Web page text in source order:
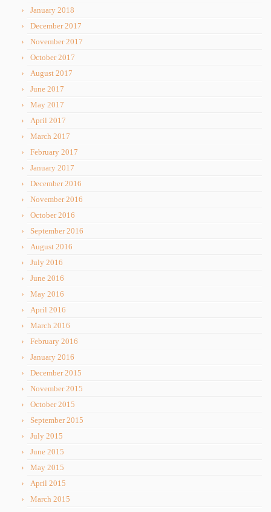
January 2018
December 2017
November 2017
October 2017
August 2017
June 2017
May 2017
April 2017
March 2017
February 2017
January 2017
December 2016
November 2016
October 2016
September 2016
August 2016
July 2016
June 2016
May 2016
April 2016
March 2016
February 2016
January 2016
December 2015
November 2015
October 2015
September 2015
July 2015
June 2015
May 2015
April 2015
March 2015